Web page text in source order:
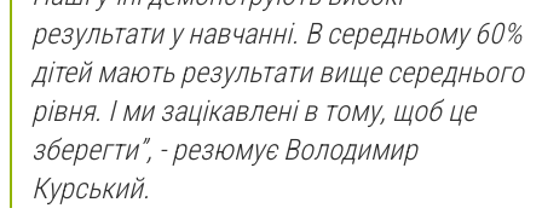
результати у навчанні. В середньому 60%
дітей мають результати вище середнього
рівня. І ми зацікавлені в тому, щоб це
зберегти”, - резюмує Володимир
Курський.